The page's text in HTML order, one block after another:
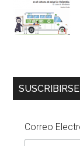
Correo